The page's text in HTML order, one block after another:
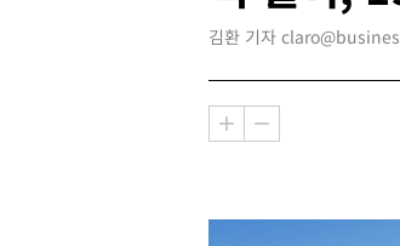
김환 기자